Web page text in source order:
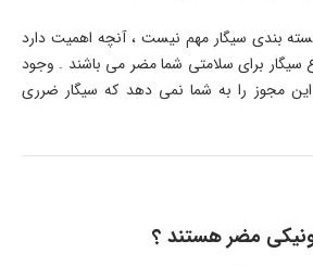
بندی سیگار مهم نیست ، آنچه اهمیت دارد
برای سلامتی شما مضر می باشند . وجود
مجوز را به شما نمی دهد که سیگار ضرری
مضر هستند ؟